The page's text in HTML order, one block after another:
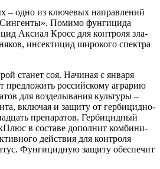
– одно из клю­че­вых направ­ле­ний
Поми­мо фун­ги­ци­да
Акси­ал Кросс для кон­тро­ля зла­
инсек­ти­цид широ­ко­го спек­тра
ста­нет соя. Начи­ная с янва­ря
пред­ло­жить рос­сий­ско­му агра­рию
для воз­де­лы­ва­ния куль­ту­ры –
вклю­чая и защи­ту от гер­би­цид­но­
пре­па­ра­тов. Гер­би­цид­ный
в соста­ве допол­нит ком­би­ни­
дей­ствия для кон­тро­ля
Фун­ги­цид­ную защи­ту обес­пе­чит